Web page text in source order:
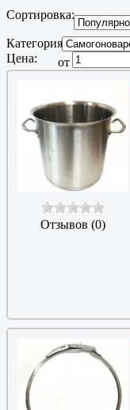
Сортировка:
Категория:
Цена:
от
Отзывов (0)